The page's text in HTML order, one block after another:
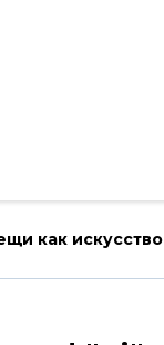
как искусство